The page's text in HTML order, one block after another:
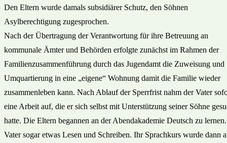
Den Eltern wurde damals subsidiärer Schutz, den Söhnen
Asylberechtigung zugesprochen.
Nach der Übertragung der Verantwortung für ihre Betreuung an
kommunale Ämter und Behörden erfolgte zunächst im Rahmen der
Familienzusammenführung durch das Jugendamt die Zuweisung und
Umquartierung in eine „eigene“ Wohnung damit die Familie wieder
zusammenleben kann. Nach Ablauf der Sperrfrist nahm der Vater
eine Arbeit auf, die er sich selbst mit Unterstützung seiner Söhne
hatte. Die Eltern begannen an der Abendakademie Deutsch zu
Vater sogar etwas Lesen und Schreiben. Ihr Sprachkurs wurde dann